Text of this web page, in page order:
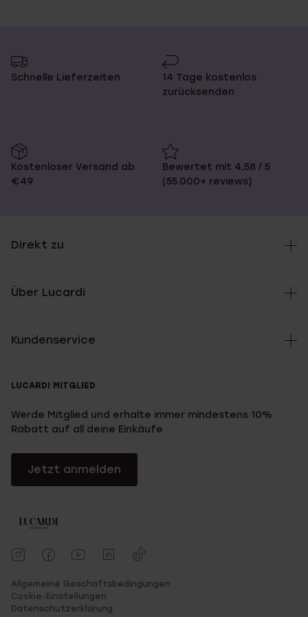
Schnelle Lieferzeiten
14 Tage kostenlos
zurücksenden
Kostenloser Versand ab
€49
Bewertet mit 4,58 / 5
(55.000+ reviews)
Direkt zu
Über Lucardi
Kundenservice
LUCARDI MITGLIED
Werde Mitglied und erhalte immer mindestens 10%
Rabatt auf all deine Einkäufe
Jetzt anmelden
Allgemeine Geschäftsbedingungen
Cookie-Einstellungen
Datenschutzerklärung